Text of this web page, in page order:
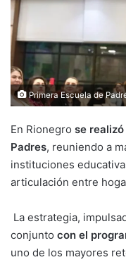
Primera Escuela de
En Rionegro se
Padres, reuniendo a
instituciones
articulación entre
La estrategia,
conjunto con el
uno de los mayores